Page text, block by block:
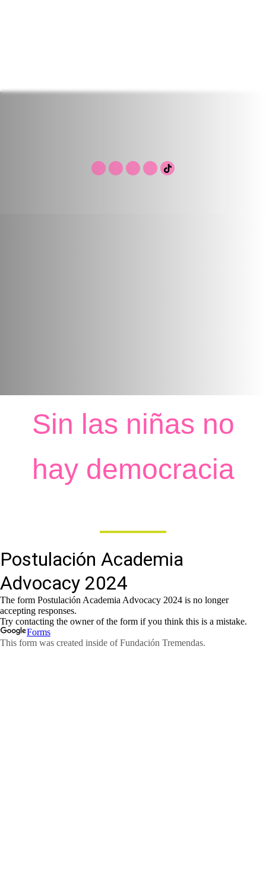
Sin las niñas no
hay democracia